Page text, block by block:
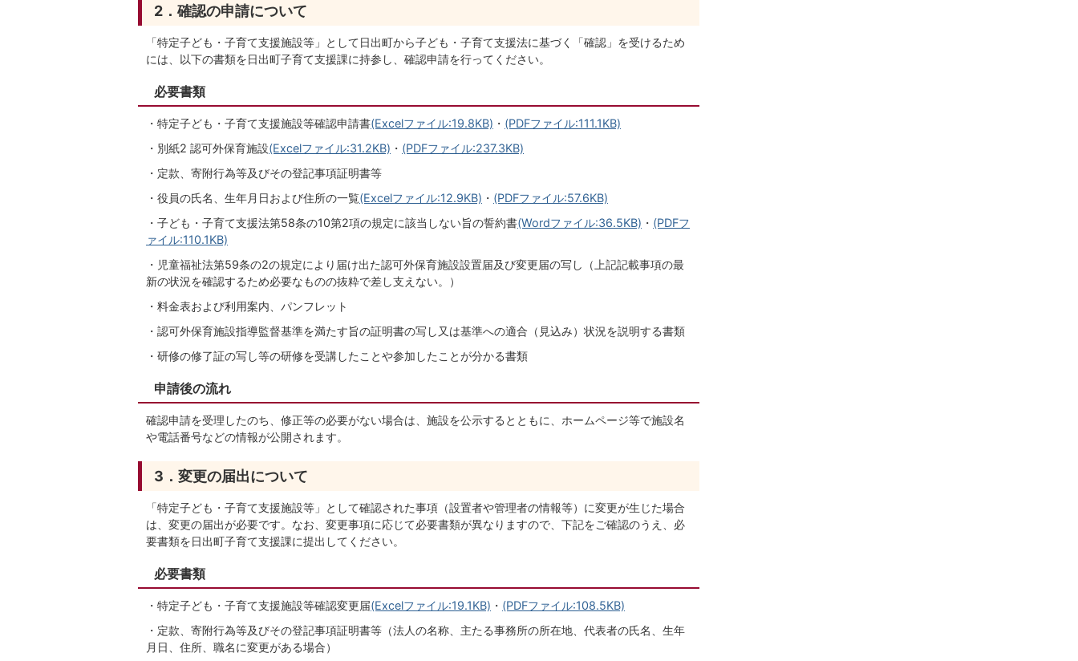
2．確認の申請について
「特定子ども・子育て支援施設等」として日出町から子ども・子育て支援法に基づく「確認」を受けるため
には、以下の書類を日出町子育て支援課に持参し、確認申請を行ってください。
必要書類
・特定子ども・子育て支援施設等確認申請書(Excelファイル:19.8KB) ・ (PDFファイル:111.1KB)
・別紙2 認可外保育施設(Excelファイル:31.2KB) ・ (PDFファイル:237.3KB)
・定款、寄附行為等及びその登記事項証明書等
・役員の氏名、生年月日および住所の一覧(Excelファイル:12.9KB) ・ (PDFファイル:57.6KB)
・子ども・子育て支援法第58条の10第2項の規定に該当しない旨の誓約書(Wordファイル:36.5KB) ・ (PDFフ
ァイル:110.1KB)
・児童福祉法第59条の2の規定により届け出た認可外保育施設設置届及び変更届の写し（上記記載事項の最
新の状況を確認するため必要なものの抜粋で差し支えない。）
・料金表および利用案内、パンフレット
・認可外保育施設指導監督基準を満たす旨の証明書の写し又は基準への適合（見込み）状況を説明する書類
・研修の修了証の写し等の研修を受講したことや参加したことが分かる書類
申請後の流れ
確認申請を受理したのち、修正等の必要がない場合は、施設を公示するとともに、ホームページ等で施設名
や電話番号などの情報が公開されます。
3．変更の届出について
「特定子ども・子育て支援施設等」として確認された事項（設置者や管理者の情報等）に変更が生じた場合
は、変更の届出が必要です。なお、変更事項に応じて必要書類が異なりますので、下記をご確認のうえ、必
要書類を日出町子育て支援課に提出してください。
必要書類
・特定子ども・子育て支援施設等確認変更届(Excelファイル:19.1KB) ・ (PDFファイル:108.5KB)
・定款、寄附行為等及びその登記事項証明書等（法人の名称、主たる事務所の所在地、代表者の氏名、生年
月日、住所、職名に変更がある場合）